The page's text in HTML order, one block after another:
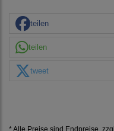
teilen
teilen
tweet
* Alle Preise sind Endpreise, zzgl.